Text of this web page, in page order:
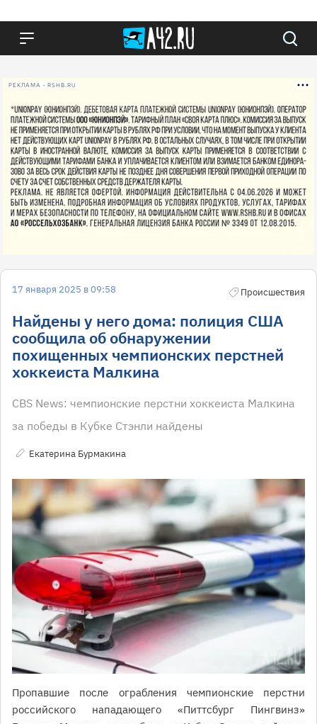
РЕКЛАМА • RSHB.RU
17 января 2025 в 09:58 Происшествия
Найдены у него дома: полиция США
сообщила об обнаружении
похищенных чемпионских перстней
хоккеиста Малкина
CBS News: чемпионские перстни хоккеиста Малкина
за победы в Кубке Стэнли найдены
Екатерина Бурмакина
Пропавшие после ограбления чемпионские перстни
российского нападающего «Питтсбург Пингвинз»